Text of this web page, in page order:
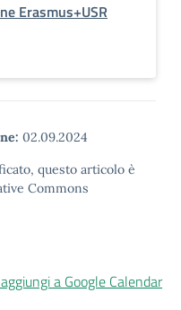
Erasmus+USR
02.09.2024
questo articolo è
Commons
a Google Calendar